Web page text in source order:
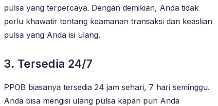
pulsa yang terpercaya. Dengan demikian, Anda tidak
perlu khawatir tentang keamanan transaksi dan keaslian
pulsa yang Anda isi ulang.
3. Tersedia 24/7
PPOB biasanya tersedia 24 jam sehari, 7 hari seminggu.
Anda bisa mengisi ulang pulsa kapan pun Anda